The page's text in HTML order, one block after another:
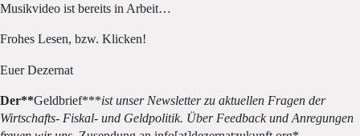
Musikvideo ist bereits in Arbeit…
Frohes Lesen, bzw. Klicken!
Euer Dezernat
Der**Geldbrief***ist unser Newsletter zu aktuellen Fragen der
Wirtschafts- Fiskal- und Geldpolitik. Über Feedback und Anregungen